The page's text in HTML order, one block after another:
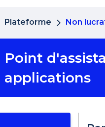
Plateforme Non
Point
applications